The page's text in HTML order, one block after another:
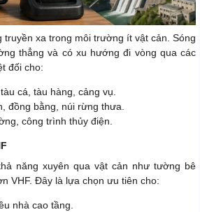
truyền xa trong môi trường ít vật cản. Sóng
thẳng và có xu hướng đi vòng qua các
đối cho:
cá, tàu hàng, cảng vụ.
đồng bằng, núi rừng thưa.
công trình thủy điện.
năng xuyên qua vật cản như tường bê
VHF. Đây là lựa chọn ưu tiên cho:
nhà cao tầng.